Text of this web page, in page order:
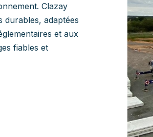
Clazay
durables, adaptées
et aux
fiables et